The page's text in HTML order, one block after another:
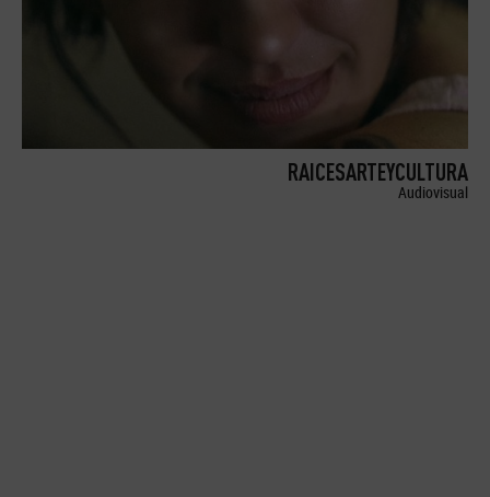
RAICESARTEYCULTURA
Audiovisual